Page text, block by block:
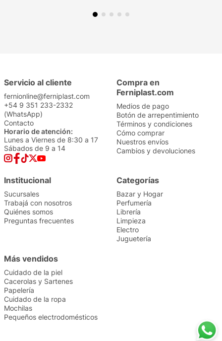
Servicio al cliente
fernionline@ferniplast.com
+54 9 351 233-2332
(WhatsApp)
Contacto
Horario de atención:
Lunes a Viernes de 8:30 a 17
Sábados de 9 a 14
Compra en
Ferniplast.com
Medios de pago
Botón de arrepentimiento
Términos y condiciones
Cómo comprar
Nuestros envíos
Cambios y devoluciones
Institucional
Sucursales
Trabajá con nosotros
Quiénes somos
Preguntas frecuentes
Categorías
Bazar y Hogar
Perfumería
Librería
Limpieza
Electro
Juguetería
Más vendidos
Cuidado de la piel
Cacerolas y Sartenes
Papelería
Cuidado de la ropa
Mochilas
Pequeños electrodomésticos